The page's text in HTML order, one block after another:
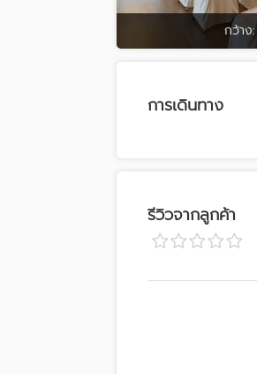
กว้าง:
การเดินทาง
รีวิวจากลูกค้า